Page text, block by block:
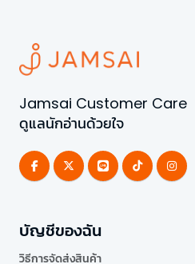
Jamsai Customer Care
ดูแลนักอ่านด้วยใจ
บัญชีของฉัน
วิธีการจัดส่งสินค้า